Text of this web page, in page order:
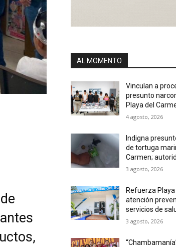
AL MOMENTO
Vinculan a
presunto
Playa del
4 agosto, 2026
Indigna
de tortuga
Carmen;
3 agosto, 2026
Refuerza
atención
servicios de
3 agosto, 2026